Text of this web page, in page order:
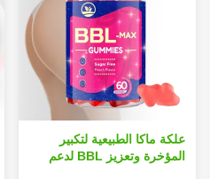
علكة ماكا الطبيعية لتكبير
المؤخرة وتعزيز BBL لدعم